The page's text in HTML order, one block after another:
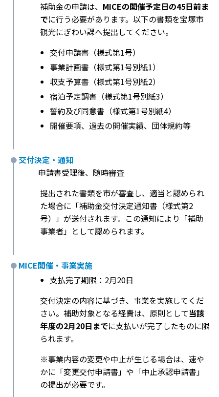
補助金の申請は、 MICEの開催予定日の45日前ま
でに行う必要があります。以下の書類を宝塚市
観光にぎわい課へ提出してください。
交付申請書（様式第1号）
事業計画書（様式第1号別紙1）
収支予算書（様式第1号別紙2）
宿泊予定調書（様式第1号別紙3）
誓約及び同意書（様式第1号別紙4）
開催要項、過去の開催実績、団体規約等
交付決定・通知
申請書受理後、随時審査
提出された書類を市が審査し、適当と認められ
た場合に「補助金交付決定通知書（様式第2
号）」が送付されます。この通知により「補助
事業者」として認められます。
MICE開催・事業実施
支払完了期限：2月20日
交付決定の内容に基づき、事業を実施してくだ
さい。補助対象となる経費は、原則として当該
年度の2月20日までに支払いが完了したものに限
られます。
※事業内容の変更や中止が生じる場合は、速や
かに「変更交付申請書」や「中止承認申請書」
の提出が必要です。